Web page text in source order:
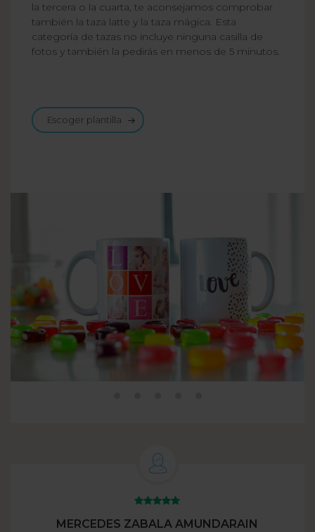
la tercera o la cuarta, te aconsejamos comprobar
también la taza latte y la taza mágica. Esta
categoría de tazas no incluye ninguna casilla de
fotos y también la pedirás en menos de 5 minutos.
Escoger plantilla
MERCEDES ZABALA AMUNDARAIN